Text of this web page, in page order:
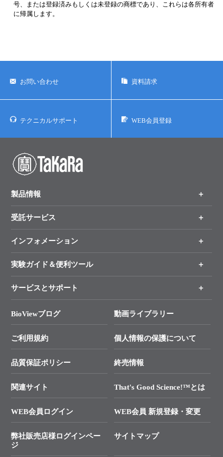
号、または登録済みもしくは未登録の商標であり、これらは各所有者
に帰属します。
お問い合わせ 資料請求
テクニカルサポート WEB会員登録
製品情報
製品一覧
手法から製品を探す
新製品情報
受託サービス
オンライン注文
インフォメーション
キャンペーン
タカラバイオ各種会員募集のお知らせ
終売製品のお知らせ
価格改定のご案内
技術セミナーのご案内
タカラバイオ発表文献
実験ガイド＆便利ツール
リアルタイムPCR実験のススメ
幹細胞・再生医療研究ガイド
クローニング実験ガイド
SMARTer NGSポータルサイト
プライマー設計
制限酵素切断サイトの検索
ユーザーズボイス集
サービスとサポート
総合お問い合わせ
├ 実験コンシェルジュ
├ 受託サービスお問い合わせ
資料請求 機器関連
資料請求 受託関連
BioViewブログ 動画ライブラリー
ご利用規約 個人情報の保護について
品質保証ポリシー 終売情報
関連サイト That's Good Science!™とは
WEB会員ログイン WEB会員 新規登録・変更
弊社販売店様ログインペー
ジ
サイトマップ